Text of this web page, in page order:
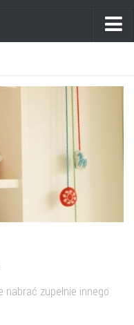
nabrać zupełnie innego